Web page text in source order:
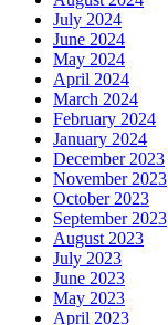
July 2024
June 2024
May 2024
April 2024
March 2024
February 2024
January 2024
December 2023
November 2023
October 2023
September 2023
August 2023
July 2023
June 2023
May 2023
April 2023